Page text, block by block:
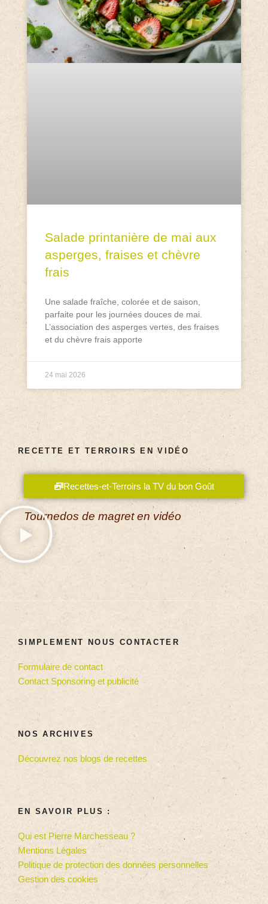
Salade printanière de mai aux
asperges, fraises et chèvre
frais
Une salade fraîche, colorée et de saison,
parfaite pour les journées douces de mai.
L’association des asperges vertes, des fraises
et du chèvre frais apporte
24 mai 2026
RECETTE ET TERROIRS EN VIDÉO
Recettes-et-Terroirs la TV du bon Goût
Tournedos de magret en vidéo
SIMPLEMENT NOUS CONTACTER
Formulaire de contact
Contact Sponsoring et publicité
NOS ARCHIVES
Découvrez nos blogs de recettes
EN SAVOIR PLUS :
Qui est Pierre Marchesseau ?
Mentions Légales
Politique de protection des données personnelles
Gestion des cookies